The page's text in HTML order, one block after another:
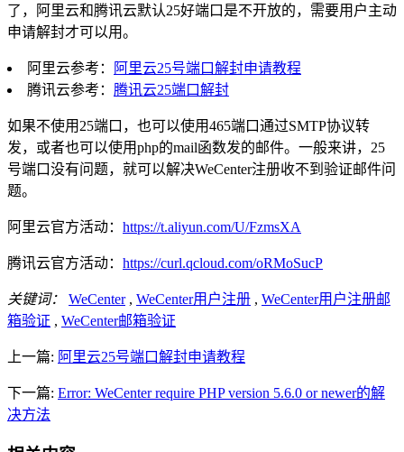
了，阿里云和腾讯云默认25好端口是不开放的，需要用户主动
申请解封才可以用。
阿里云参考：
阿里云25号端口解封申请教程
腾讯云参考： 腾讯云25端口解封
如果不使用25端口，也可以使用465端口通过SMTP协议转
发，或者也可以使用php的mail函数发的邮件。一般来讲，25
号端口没有问题，就可以解决WeCenter注册收不到验证邮件问
题。
阿里云官方活动： https://t.aliyun.com/U/FzmsXA
腾讯云官方活动： https://curl.qcloud.com/oRMoSucP
关键词： WeCenter, WeCenter用户注册 , WeCenter用户注册邮
箱验证 , WeCenter邮箱验证
上一篇: 阿里云25号端口解封申请教程
下一篇: Error: WeCenter require PHP version 5.6.0 or newer的解
决方法